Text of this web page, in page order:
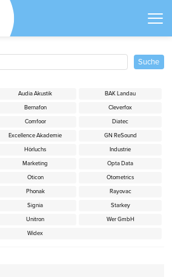
Audia Akustik
BAK Landau
Bernafon
Cleverfox
Comfoor
Diatec
Excellence Akademie
GN ReSound
Hörluchs
Industrie
Marketing
Opta Data
Oticon
Otometrics
Phonak
Rayovac
Signia
Starkey
Unitron
Wer GmbH
Widex